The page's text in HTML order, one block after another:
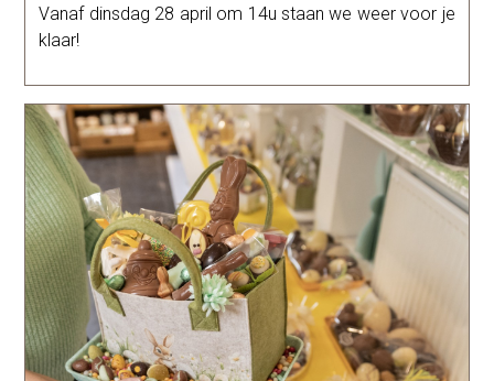
Vanaf dinsdag 28 april om 14u staan we weer voor je
klaar!